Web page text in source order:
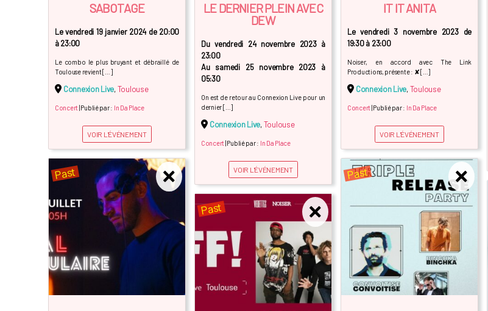
SABOTAGE
Le vendredi 19 janvier 2024 de 20:00
à 23:00
Le combo le plus bruyant et débraillé de
Toulouse revient […]
Connexion Live,Toulouse
Concert| Publié par : In Da Place
VOIR L'ÉVÉNEMENT
LE DERNIER PLEIN AVEC
DEW
Du vendredi 24 novembre 2023 à
23:00
Au samedi 25 novembre 2023 à
05:30
On est de retour au Connexion Live pour un
dernier […]
Connexion Live,Toulouse
Concert| Publié par : In Da Place
VOIR L'ÉVÉNEMENT
IT IT ANITA
Le vendredi 3 novembre 2023 de
19:30 à 23:00
Noiser, en accord avec The Link
Productions, présente : ✘ […]
Connexion Live,Toulouse
Concert| Publié par : In Da Place
VOIR L'ÉVÉNEMENT
Past Past
Past